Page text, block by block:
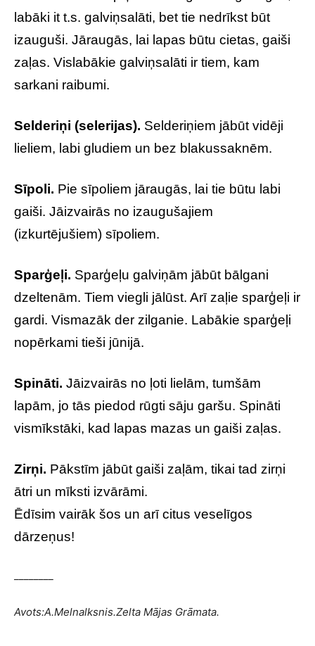
labāki it t.s. galviņsalāti, bet tie nedrīkst būt
izauguši. Jāraugās, lai lapas būtu cietas, gaiši
zaļas. Vislabākie galviņsalāti ir tiem, kam
sarkani raibumi.
Selderiņi (selerijas). Selderiņiem jābūt vidēji
lieliem, labi gludiem un bez blakussaknēm.
Sīpoli. Pie sīpoliem jāraugās, lai tie būtu labi
gaiši. Jāizvairās no izaugušajiem
(izkurtējušiem) sīpoliem.
Sparģeļi. Sparģeļu galviņām jābūt bālgani
dzeltenām. Tiem viegli jālūst. Arī zaļie sparģeļi ir
gardi. Vismazāk der zilganie. Labākie sparģeļi
nopērkami tieši jūnijā.
Spināti. Jāizvairās no ļoti lielām, tumšām
lapām, jo tās piedod rūgti sāju garšu. Spināti
vismīkstāki, kad lapas mazas un gaiši zaļas.
Zirņi. Pākstīm jābūt gaiši zaļām, tikai tad zirņi
ātri un mīksti izvārāmi.
Ēdīsim vairāk šos un arī citus veselīgos
dārzeņus!
Avots:A.Melnalksnis.Zelta Mājas Grāmata.